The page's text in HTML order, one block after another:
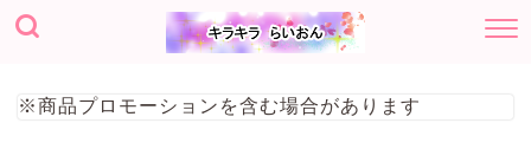
※商品プロモーションを含む場合があります